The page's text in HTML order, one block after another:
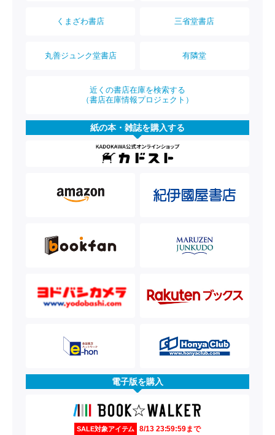
くまざわ書店 三省堂書店
丸善ジュンク堂書店 有隣堂
近くの書店在庫を検索する
（書店在庫情報プロジェクト）
紙の本・雑誌を購入する
電子版を購入
SALE対象アイテム 8/13 23:59:59まで